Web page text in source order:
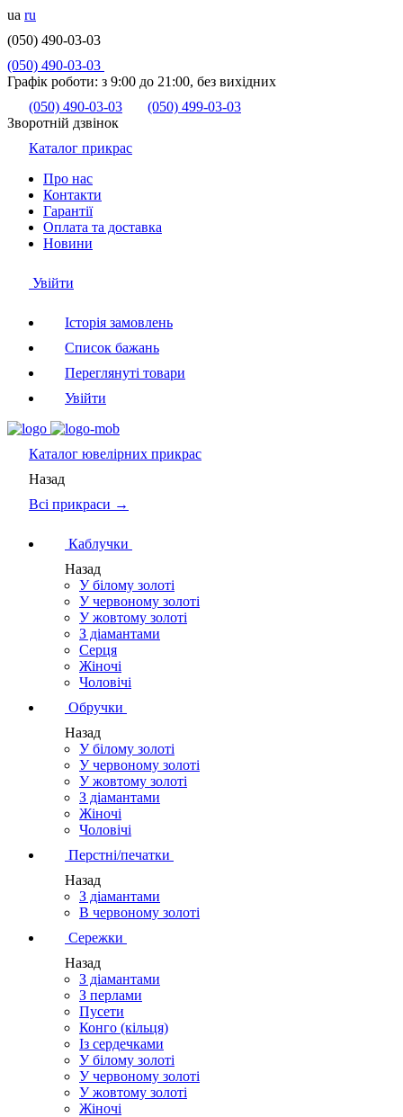
ua ru
(050) 490-03-03
(050) 490-03-03
Графік роботи: з 9:00 до 21:00, без вихідних
(050) 490-03-03
(050) 499-03-03
Зворотній дзвінок
Каталог прикрас
Про нас
Контакти
Гарантії
Оплата та доставка
Новини
Увійти
Історія замовлень
Список бажань
Переглянуті товари
Увійти
Каталог ювелірних прикрас
Назад
Всі прикраси →
Каблучки
Назад
У білому золоті
У червоному золоті
У жовтому золоті
З діамантами
Серця
Жіночі
Чоловічі
Обручки
Назад
У білому золоті
У червоному золоті
У жовтому золоті
З діамантами
Жіночі
Чоловічі
Перстні/печатки
Назад
З діамантами
В червоному золоті
Сережки
Назад
З діамантами
З перлами
Пусети
Конго (кільця)
Із сердечками
У білому золоті
У червоному золоті
У жовтому золоті
Жіночі